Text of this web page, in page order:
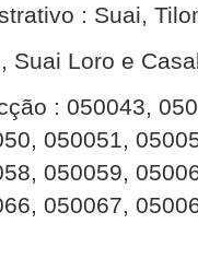
: Suai,
Suai Loro e
: 050043,
050051,
050059,
050067,